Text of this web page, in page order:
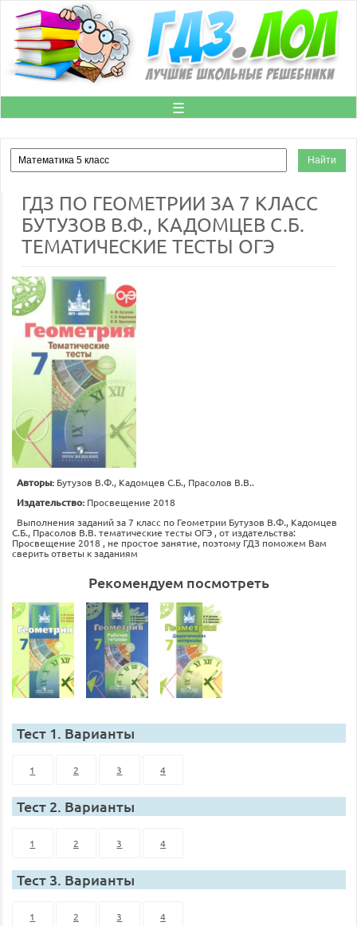
☰
ГДЗ ПО ГЕОМЕТРИИ ЗА 7 КЛАСС
БУТУЗОВ В.Ф., КАДОМЦЕВ С.Б.
ТЕМАТИЧЕСКИЕ ТЕСТЫ ОГЭ
Авторы: Бутузов В.Ф., Кадомцев С.Б., Прасолов В.В..
Издательство: Просвещение 2018
Выполнения заданий за 7 класс по Геометрии Бутузов В.Ф., Кадомцев
С.Б., Прасолов В.В. тематические тесты ОГЭ , от издательства:
Просвещение 2018 , не простое занятие, поэтому ГДЗ поможем Вам
сверить ответы к заданиям
Рекомендуем посмотреть
Тест 1. Варианты
1 2 3 4
Тест 2. Варианты
1 2 3 4
Тест 3. Варианты
1 2 3 4